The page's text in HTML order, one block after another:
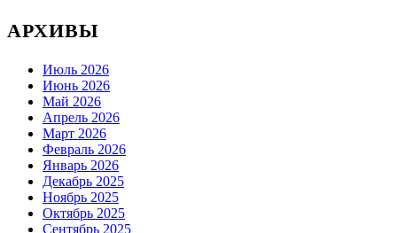
АРХИВЫ
Июль 2026
Июнь 2026
Май 2026
Апрель 2026
Март 2026
Февраль 2026
Январь 2026
Декабрь 2025
Ноябрь 2025
Октябрь 2025
Сентябрь 2025